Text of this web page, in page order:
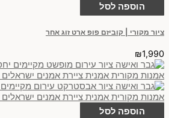
הוספה לסל
ציור מקורי | קוביזם פופ ארט זוג אחר
₪1,990
הוספה לסל